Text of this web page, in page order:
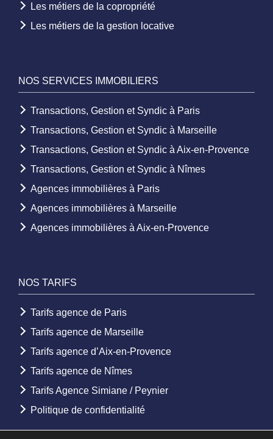
Les métiers de la copropriété
Les métiers de la gestion locative
NOS SERVICES IMMOBILIERS
Transactions, Gestion et Syndic à Paris
Transactions, Gestion et Syndic à Marseille
Transactions, Gestion et Syndic à Aix-en-Provence
Transactions, Gestion et Syndic à Nîmes
Agences immobilières à Paris
Agences immobilières à Marseille
Agences immobilières à Aix-en-Provence
NOS TARIFS
Tarifs agence de Paris
Tarifs agence de Marseille
Tarifs agence d’Aix-en-Provence
Tarifs agence de Nîmes
Tarifs Agence Simiane / Peynier
Politique de confidentialité